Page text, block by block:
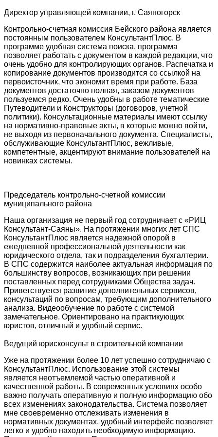
Директор управляющей компании, г. Саяногорск
Контрольно-счетная комиссия Бейского района является
постоянным пользователем КонсультантПлюс. В
программе удобная система поиска, программа
позволяет работать с документом в каждой редакции, что
очень удобно для контролирующих органов. Распечатка и
копирование документов производится со ссылкой на
первоисточник, что экономит время при работе. База
документов достаточно полная, заказом документов
пользуемся редко. Очень удобны в работе тематические
Путеводители и Конструкторы (договоров, учетной
политики). Консультационные материалы имеют ссылку
на нормативно-правовые акты, в которые можно войти,
не выходя из первоначального документа. Специалисты,
обслуживающие КонсультантПлюс, вежливые,
компетентные, акцентируют внимание пользователей на
новинках системы.
Председатель контрольно-счетной комиссии
муниципального района
Наша организация не первый год сотрудничает с «РИЦ
Консультант-Саяны». На протяжении многих лет СПС
КонсультантПлюс является надежной опорой в
ежедневной профессиональной деятельности как
юридического отдела, так и подразделения бухгалтерии.
В СПС содержится наиболее актуальная информация по
большинству вопросов, возникающих при решении
поставленных перед сотрудниками Общества задач.
Приветствуется развитие дополнительных сервисов,
консультаций по вопросам, требующим дополнительного
анализа. Видеообучение по работе с системой
замечательное. Ориентировано на практикующих
юристов, отличный и удобный сервис.
Ведущий юрисконсульт в строительной компании
Уже на протяжении более 10 лет успешно сотрудничаю с
КонсультантПлюс. Использование этой системы
является неотъемлемой частью оперативной и
качественной работы. В современных условиях особо
важно получать оперативную и полную информацию обо
всех изменениях законодательства. Система позволяет
мне своевременно отслеживать изменения в
нормативных документах, удобный интерфейс позволяет
легко и удобно находить необходимую информацию.